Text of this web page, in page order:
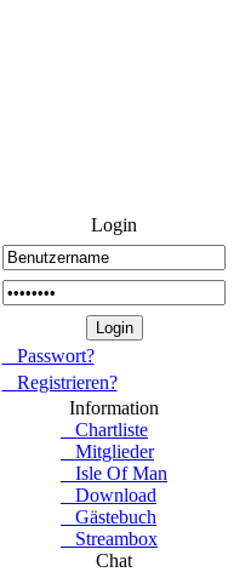
Login
Passwort?
Registrieren?
Information
Chartliste
Mitglieder
Isle Of Man
Download
Gästebuch
Streambox
Chat